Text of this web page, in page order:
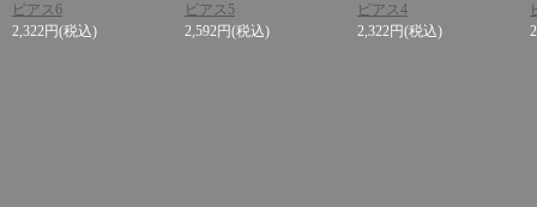
ピアス6
2,322円(税込)
ピアス5
2,592円(税込)
ピアス4
2,322円(税込)